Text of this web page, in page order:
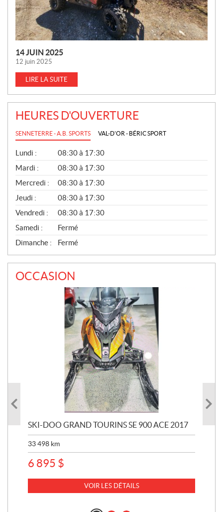
14 JUIN 2025
12 juin 2025
LIRE LA SUITE
HEURES D'OUVERTURE
SENNETERRE - A.B. SPORTS VAL-D'OR - BÉRIC SPORT
G
É
N
É
R
A
L
Lundi :
08:30 à 17:30
Mardi :
08:30 à 17:30
Mercredi :
08:30 à 17:30
Jeudi :
08:30 à 17:30
Vendredi :
08:30 à 17:30
Samedi :
Fermé
Dimanche :
Fermé
OCCASION
SKI-DOO GRAND TOURINS SE 900 ACE 2017
33 498 km
6 895 $
VOIR LES DÉTAILS